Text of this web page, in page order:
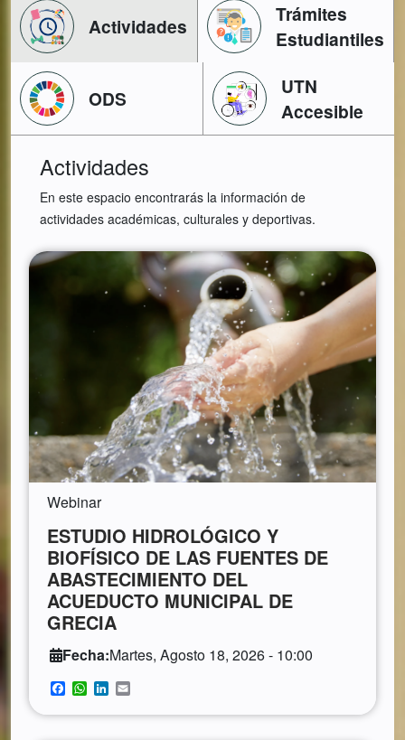
Actividades
Trámites
Estudiantiles
ODS
UTN
Accesible
Actividades
En este espacio encontrarás la información de
actividades académicas, culturales y deportivas.
Webinar
ESTUDIO HIDROLÓGICO Y
BIOFÍSICO DE LAS FUENTES DE
ABASTECIMIENTO DEL
ACUEDUCTO MUNICIPAL DE
GRECIA
Fecha:Martes, Agosto 18, 2026 - 10:00
Facebook
WhatsApp
LinkedIn